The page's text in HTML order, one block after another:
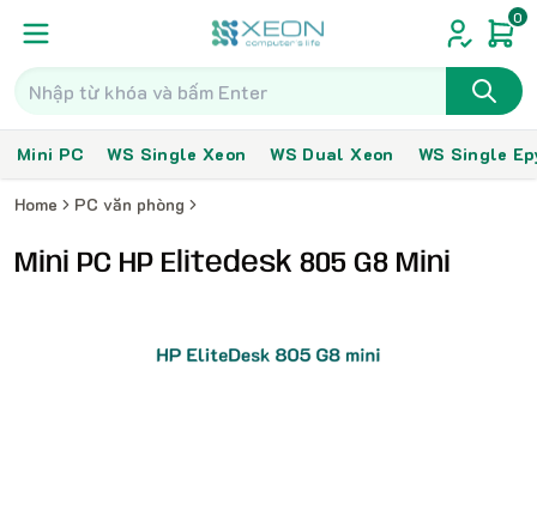
0
Mini PC WS Single Xeon WS Dual Xeon WS Single
Home PC văn phòng
Mini PC HP Elitedesk 805 G8 Mini